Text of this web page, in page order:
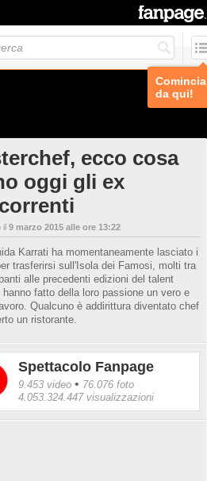
Comincia
da qui!
ecco cosa
oggi gli ex
il 9 marzo 2015 alle ore 13:22
Karrati ha momentaneamente lasciato i
trasferirsi sull'Isola dei Famosi, molti tra
alle precedenti edizioni del talent
hanno fatto della loro passione un vero e
Qualcuno è addirittura diventato chef
un ristorante.
Spettacolo Fanpage
9.453 video • 76.076 foto
4.053.324.447 visualizzazioni